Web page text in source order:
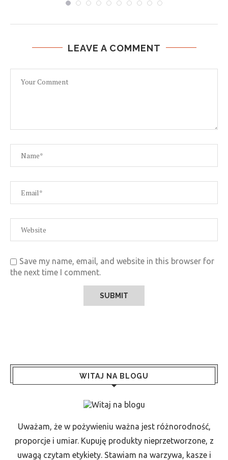
LEAVE A COMMENT
Save my name, email, and website in this browser for
the next time I comment.
WITAJ NA BLOGU
Uważam, że w pożywieniu ważna jest różnorodność,
proporcje i umiar. Kupuję produkty nieprzetworzone, z
uwagą czytam etykiety. Stawiam na warzywa, kasze i